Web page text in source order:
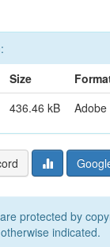
Size
436.46 kB Adobe
protected by
indicated.